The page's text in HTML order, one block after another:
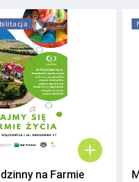
na Farmie